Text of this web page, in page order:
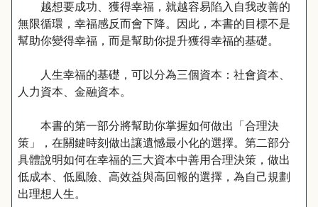
越想要成功、獲得幸福，就越容易陷入自我改善的
無限循環，幸福感反而會下降。因此，本書的目標不是
幫助你變得幸福，而是幫助你提升獲得幸福的基礎。
人生幸福的基礎，可以分為三個資本：社會資本、
人力資本、金融資本。
本書的第一部分將幫助你掌握如何做出「合理決
策」，在關鍵時刻做出讓遺憾最小化的選擇。第二部分
具體說明如何在幸福的三大資本中善用合理決策，做出
低成本、低風險、高效益與高回報的選擇，為自己規劃
出理想人生。